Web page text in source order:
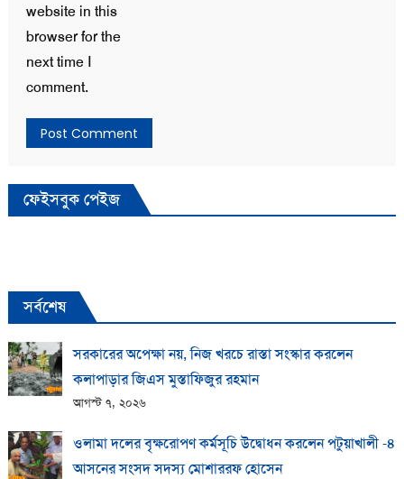
website in this
browser for the
next time I
comment.
ফেইসবুক পেইজ
সর্বশেষ
সরকারের অপেক্ষা নয়, নিজ খরচে রাস্তা সংস্কার করলেন
কলাপাড়ার জিএস মুস্তাফিজুর রহমান
আগস্ট ৭, ২০২৬
ওলামা দলের বৃক্ষরোপণ কর্মসূচি উদ্বোধন করলেন পটুয়াখালী -৪
আসনের সংসদ সদস্য মোশাররফ হোসেন